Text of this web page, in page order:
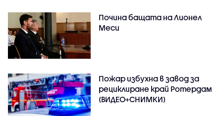
Почина бащата на Лионел
Меси
Пожар избухна в завод за
рециклиране край Ротердам
(ВИДЕО+СНИМКИ)